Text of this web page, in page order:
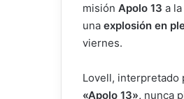
misión Apolo 13 a la
una explosión en
viernes.
Lovell, interpretado
«Apolo 13», nunca